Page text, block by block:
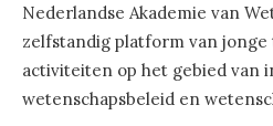
Nederlandse Akademie van
zelfstandig platform van
activiteiten op het gebied van
wetenschapsbeleid en